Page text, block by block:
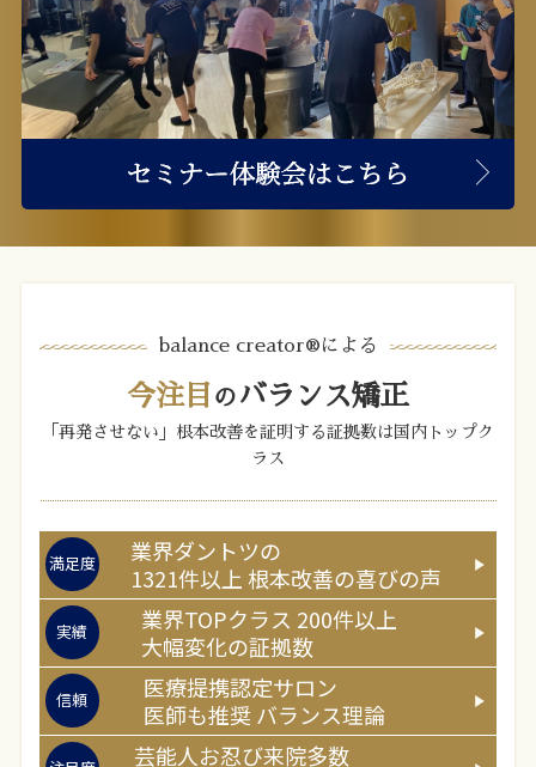
balance creator®︎による
今注目 の バランス矯正
「再発させない」根本改善を証明する証拠数は国内トップク
ラス
満足度
業界ダントツの
1321件以上根本改善の喜びの声
実績 業界TOPクラス 200件以上
大幅変化の証拠数
信頼
医療提携認定サロン
医師も推奨バランス理論
芸能人お忍び来院多数